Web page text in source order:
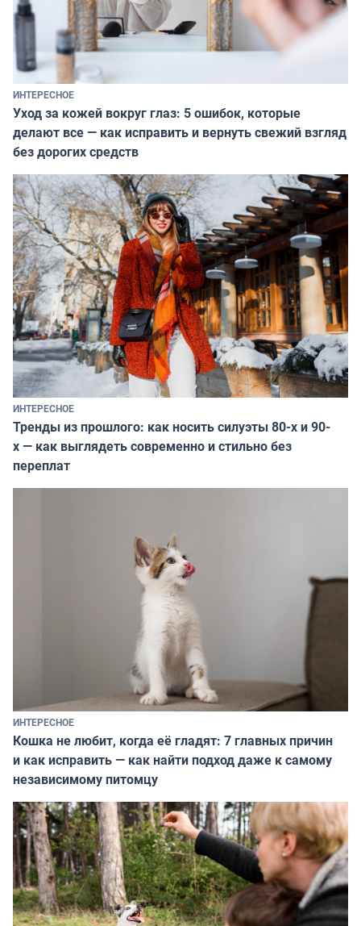
ИНТЕРЕСНОЕ
Уход за кожей вокруг глаз: 5 ошибок, которые
делают все — как исправить и вернуть свежий взгляд
без дорогих средств
ИНТЕРЕСНОЕ
Тренды из прошлого: как носить силуэты 80-х и 90-
х — как выглядеть современно и стильно без
переплат
ИНТЕРЕСНОЕ
Кошка не любит, когда её гладят: 7 главных причин
и как исправить — как найти подход даже к самому
независимому питомцу